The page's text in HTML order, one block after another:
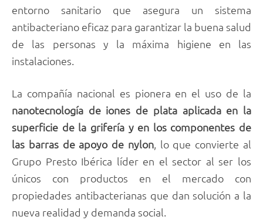
entorno sanitario que asegura un sistema
antibacteriano eficaz para garantizar la buena salud
de las personas y la máxima higiene en las
instalaciones.
La compañía nacional es pionera en el uso de la
nanotecnología de iones de plata aplicada en la
superficie de la grifería y en los componentes de
las barras de apoyo de nylon, lo que convierte al
Grupo Presto Ibérica líder en el sector al ser los
únicos con productos en el mercado con
propiedades antibacterianas que dan solución a la
nueva realidad y demanda social.